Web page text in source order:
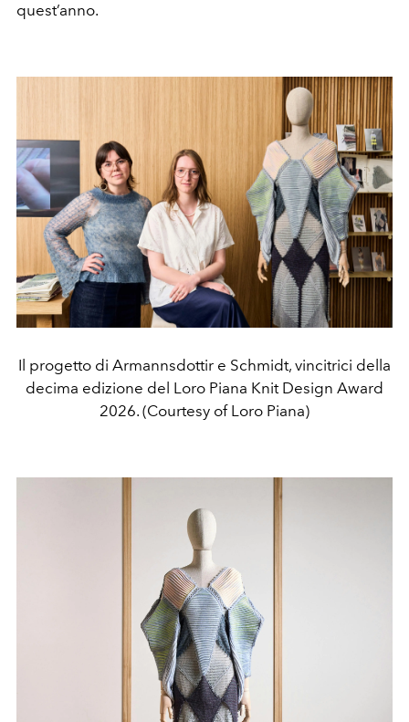
quest’anno.
Il progetto di Armannsdottir e Schmidt, vincitrici della
decima edizione del Loro Piana Knit Design Award
2026. (Courtesy of Loro Piana)